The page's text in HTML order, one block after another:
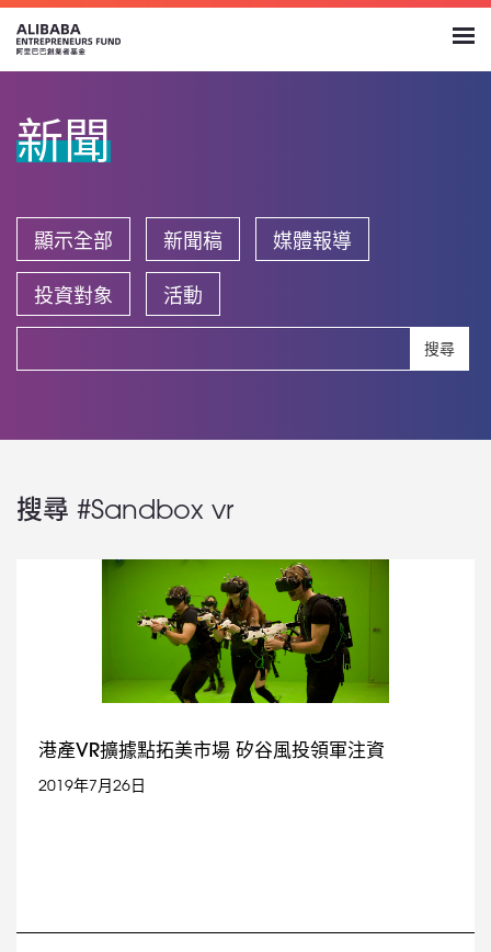
新聞
顯示全部 新聞稿 媒體報導
投資對象 活動
搜尋
搜尋 #Sandbox vr
港產VR擴據點拓美市場 矽谷風投領軍注資
2019年7月26日